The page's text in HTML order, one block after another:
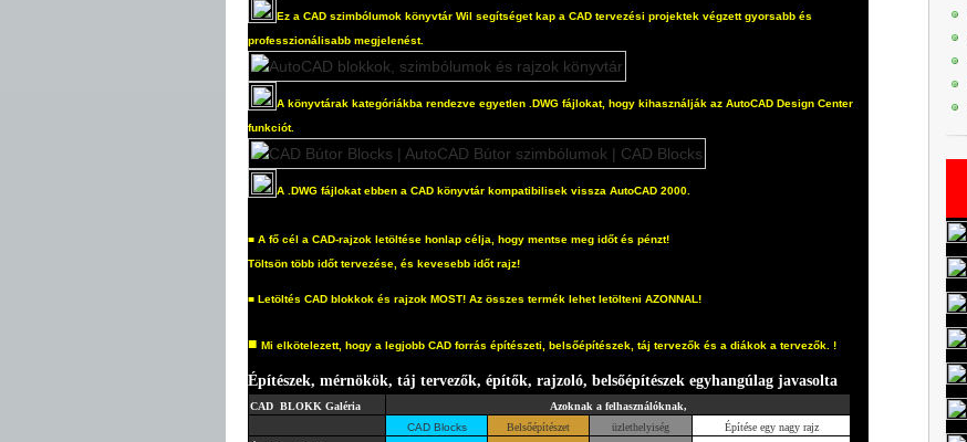
Ez a CAD szimbólumok könyvtár Wil segítséget kap a CAD tervezési projektek végzett gyorsabb és
professzionálisabb megjelenést.
A könyvtárak kategóriákba rendezve egyetlen .DWG fájlokat, hogy kihasználják az AutoCAD Design Center
funkciót.
A .DWG fájlokat ebben a CAD könyvtár kompatibilisek vissza AutoCAD 2000.
■ A fő cél a CAD-rajzok letöltése honlap célja, hogy mentse meg időt és pénzt!
Töltsön több időt tervezése, és kevesebb időt rajz!
■ Letöltés CAD blokkok és rajzok MOST! Az összes termék lehet letölteni AZONNAL!
■ Mi elkötelezett, hogy a legjobb CAD forrás építészeti, belsőépítészek, táj tervezők és a diákok a tervezők. !
Építészek, mérnökök, táj tervezők, építők, rajzoló, belsőépítészek egyhangúlag javasolta
CAD BLOKK Galéria
Azoknak a felhasználóknak,
CAD Blocks
Belsőépítészet üzlethelyiség
Építése egy nagy rajz